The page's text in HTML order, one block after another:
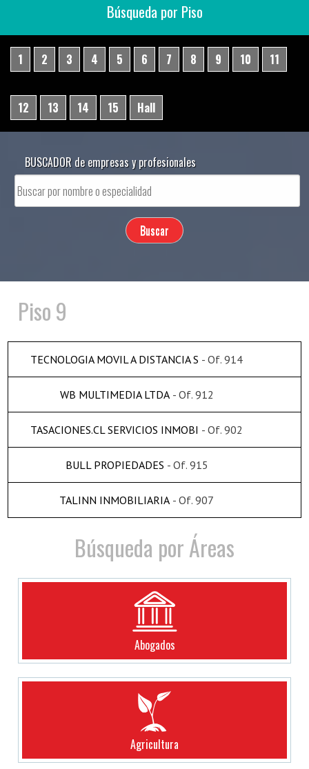
Búsqueda por Piso
1 2 3 4 5 6 7 8 9 10 11
12 13 14 15 Hall
BUSCADOR de empresas y profesionales
Piso 9
TECNOLOGIA MOVIL A DISTANCIA S - Of. 914
WB MULTIMEDIA LTDA - Of. 912
TASACIONES.CL SERVICIOS INMOBI - Of. 902
BULL PROPIEDADES - Of. 915
TALINN INMOBILIARIA - Of. 907
Búsqueda por Áreas
Abogados
Agricultura